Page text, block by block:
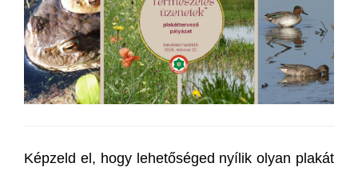
Képzeld el, hogy lehetőséged nyílik olyan plakát